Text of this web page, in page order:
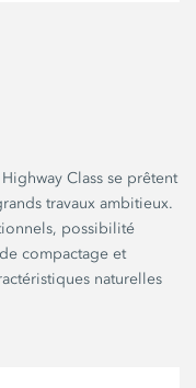
Class se prêtent
travaux ambitieux.
possibilité
compactage et
naturelles